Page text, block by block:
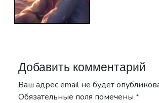
Добавить комментарий
Ваш адрес email не будет
Обязательные поля помечены *